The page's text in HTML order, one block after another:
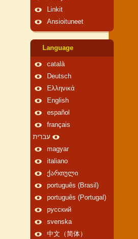
Linkit
Ansioituneet
Language
català
Deutsch
Ελληνικά
English
español
français
עברית
magyar
italiano
ქართული
português (Brasil)
português (Portugal)
русский
svenska
中文（简体）